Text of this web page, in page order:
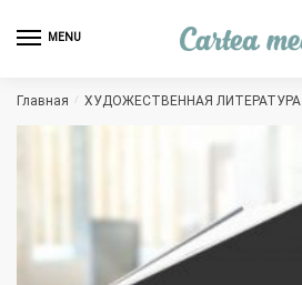
MENU
Главная / ХУДОЖЕСТВЕННАЯ ЛИТЕРАТУРА